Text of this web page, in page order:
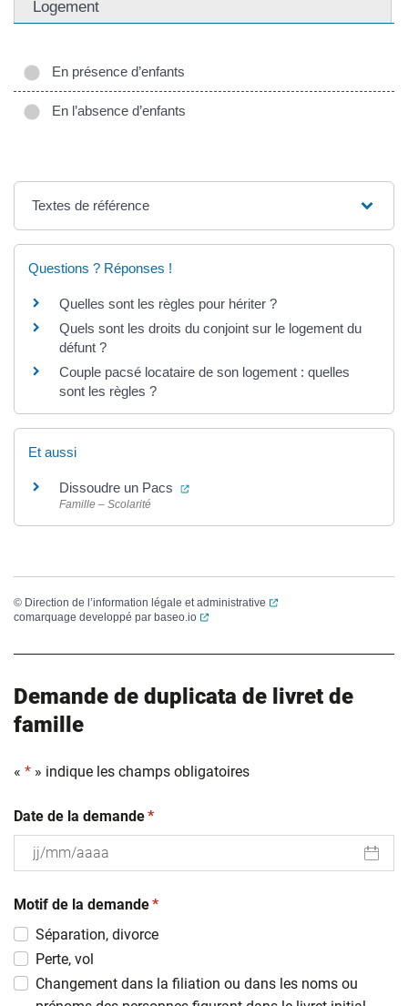
Logement
En présence d’enfants
En l’absence d’enfants
Textes de référence
Questions ? Réponses !
Quelles sont les règles pour hériter ?
Quels sont les droits du conjoint sur le logement du
défunt ?
Couple pacsé locataire de son logement : quelles
sont les règles ?
Et aussi
Dissoudre un Pacs (ouverture dans un nouvel onglet)
Famille – Scolarité
© Direction de l’information légale et administrative
(ouverture dans un
comarquage developpé par baseo.io (ouverture dans un nouvel onglet)
Demande de duplicata de livret de
famille
« * » indique les champs obligatoires
Date de la demande(obligatoire)
*
slash
MM
slash
AAAA
Motif de la demande(obligatoire)
*
Séparation, divorce
Perte, vol
Changement dans la filiation ou dans les noms ou